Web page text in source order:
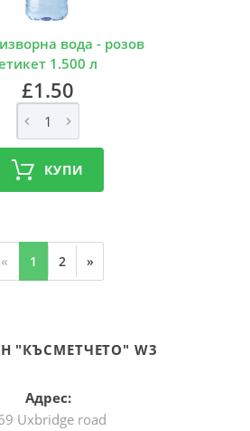
вода - розов
1.500 л
£1.50
КУПИ
« 1 2 »
"КЪСМЕТЧЕТО" W3
Адрес:
Uxbridge road